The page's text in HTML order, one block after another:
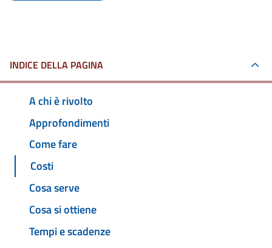
INDICE DELLA PAGINA
A chi è rivolto
Approfondimenti
Come fare
Costi
Cosa serve
Cosa si ottiene
Tempi e scadenze